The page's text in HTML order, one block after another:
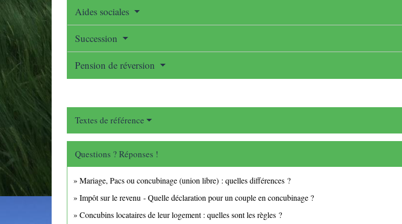
Aides sociales
Succession
Pension de réversion
Textes de référence
Questions ? Réponses !
Mariage, Pacs ou concubinage (union libre) : quelles différences ?
Impôt sur le revenu - Quelle déclaration pour un couple en concubinage ?
Concubins locataires de leur logement : quelles sont les règles ?